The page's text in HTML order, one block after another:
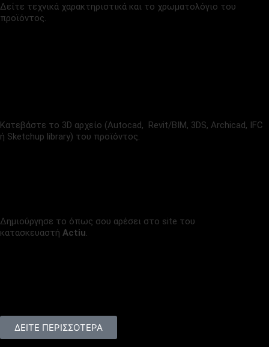
Δείτε τεχνικά χαρακτηριστικά και το χρωματολόγιο του
προϊόντος.
Κατεβάστε το 3D αρχείο (Autocad, Revit/BIM, 3DS, Archicad, IFC
ή Sketchup library) του προϊόντος.
Δημιούργησε το όπως σου αρέσει στο site του
κατασκευαστή Actiu
ΔΕΙΤΕ ΠΕΡΙΣΣΟΤΕΡΑ